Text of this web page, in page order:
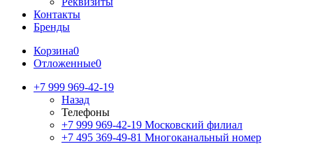
Контакты
Бренды
Корзина0
Отложенные0
+7 999 969-42-19
Назад
Телефоны
+7 999 969-42-19 Московский филиал
+7 495 369-49-81 Многоканальный номер